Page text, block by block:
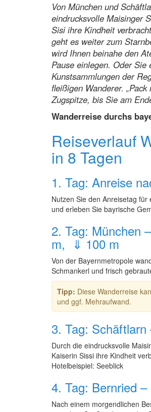
Von München und
eindrucksvolle Maisinger
Sisi ihre Kindheit
geht es weiter zum
wird Ihnen beinahe den
Pause einlegen. Oder Sie
Kunstsammlungen der
fleißigen Wanderer.
Zugspitze, bis Sie am
Wanderreise durchs
Reiseverlauf
in 8 Tagen
1. Tag: Anreise
Nutzen Sie den Anreisetag
und erleben Sie bayrische
2. Tag: München
m, ⇓ 100 m
Von der Bayernmetropole
Schmankerl und frisch
Tipp: Diese Wanderreise
und ggf. Mehraufwand.
3. Tag:
Durch die eindrucksvolle
Kaiserin Sissi ihre Kindheit
Hotelbeispiel: Seeblick
4. Tag: Bernried
Nach einem morgendlichen